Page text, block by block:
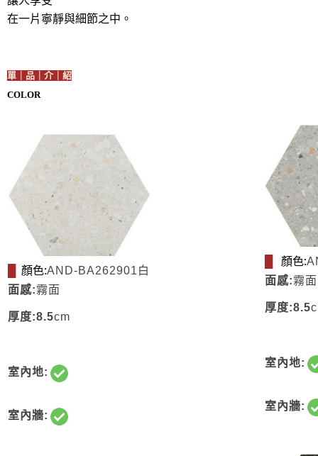
在一片寧靜與細節之中。
單｜品｜介｜紹
COLOR
顏色:AND-BA262901白
面感:霧面
厚度:8.5cm
室內地:
室內牆:
顏色:
面感:霧面
厚度:8.5
室內地:
室內牆: